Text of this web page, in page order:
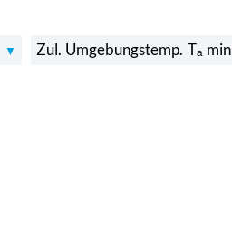
Zul. Umgebungstemp. Tₐ min